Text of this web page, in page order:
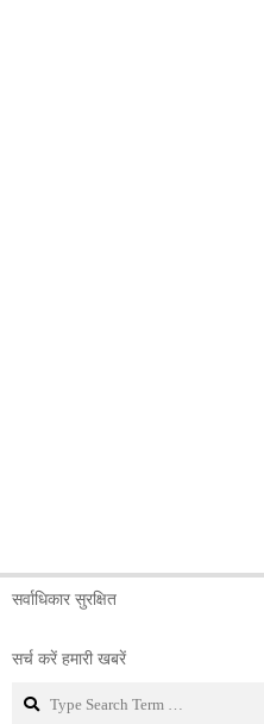
सर्वाधिकार सुरक्षित
सर्च करें हमारी खबरें